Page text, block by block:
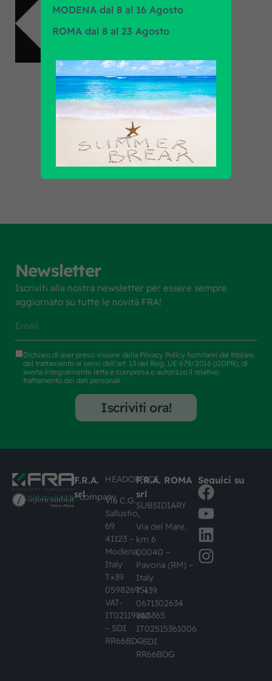
Scopri tutti i prodotti
Newsletter
Iscriviti alla nostra newsletter per essere sempre
aggiornato su tutte le novità FRA!
Dichiaro di aver preso visione della Privacy Policy fornitami dal titolare
del trattamento ai sensi dell’art. 13 del Reg. UE 679/2016 (GDPR), di
averla integralmente letta e compresa e autorizzo il relativo
trattamento dei dati personali.
Iscriviti ora!
#busknowledgecompany
F.R.A.
srl
HEADOFFICE
Via C.G.
Sallustio,
69
41123 –
Modena,
Italy
T+39
059826951
VAT-
IT02119860365
– SDI
RR66BDG
F.R.A. ROMA
srl
SUBSIDIARY
Via del Mare,
km 6
00040 –
Pavona (RM) –
Italy
T +39
0671302634
VAT-
IT02515361006
– SDI
RR66BDG
Seguici su
MODENA dal 8 al 16 Agosto
ROMA dal 8 al 23 Agosto